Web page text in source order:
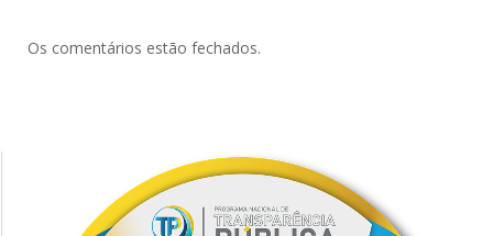
Os comentários estão fechados.